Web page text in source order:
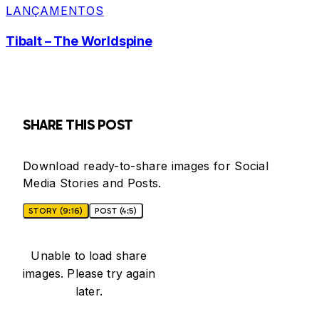
LANÇAMENTOS
Tibalt – The Worldspine
SHARE THIS POST
Download ready-to-share images for Social
Media Stories and Posts.
STORY (9:16) POST (4:5)
Unable to load share
images. Please try again
later.